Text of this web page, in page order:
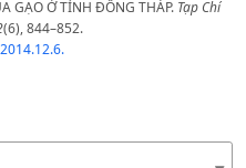
GẠO Ở TỈNH ĐỒNG THÁP. Tạp Chí
(6), 844–852.